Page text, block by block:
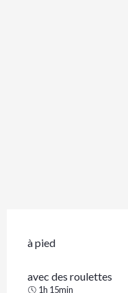
à pied
avec des roulettes
1h 15min